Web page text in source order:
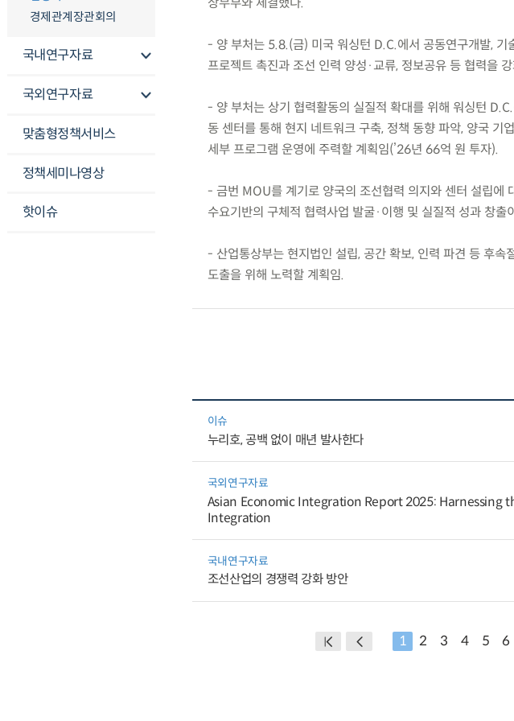
경제관계장관회의
국내연구자료
국외연구자료
맞춤형정책서비스
정책세미나영상
핫이슈
상무부와 체결했다.
- 양 부처는 5.8.(금) 미국 워싱턴 D.C.에서 공동연구개발, 기
프로젝트 촉진과 조선 인력 양성·교류, 정보공유 등 협력을
- 양 부처는 상기 협력활동의 실질적 확대를 위해 워싱턴
동 센터를 통해 현지 네트워크 구축, 정책 동향 파악, 양국 기
세부 프로그램 운영에 주력할 계획임(’26년 66억 원 투자).
- 금번 MOU를 계기로 양국의 조선협력 의지와 센터 설립에
수요기반의 구체적 협력사업 발굴·이행 및 실질적 성과 창출
- 산업통상부는 현지법인 설립, 공간 확보, 인력 파견 등 후
도출을 위해 노력할 계획임.
이슈
누리호, 공백 없이 매년 발사한다
국외연구자료
Asian Economic Integration Report 2025: Harnessing
Integration
국내연구자료
조선산업의 경쟁력 강화 방안
1 2 3 4 5 6